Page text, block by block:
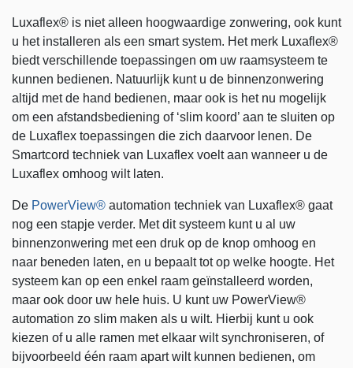
Luxaflex® is niet alleen hoogwaardige zonwering, ook kunt
u het installeren als een smart system. Het merk Luxaflex®
biedt verschillende toepassingen om uw raamsysteem te
kunnen bedienen. Natuurlijk kunt u de binnenzonwering
altijd met de hand bedienen, maar ook is het nu mogelijk
om een afstandsbediening of ‘slim koord’ aan te sluiten op
de Luxaflex toepassingen die zich daarvoor lenen. De
Smartcord techniek van Luxaflex voelt aan wanneer u de
Luxaflex omhoog wilt laten.
De PowerView® automation techniek van Luxaflex® gaat
nog een stapje verder. Met dit systeem kunt u al uw
binnenzonwering met een druk op de knop omhoog en
naar beneden laten, en u bepaalt tot op welke hoogte. Het
systeem kan op een enkel raam geïnstalleerd worden,
maar ook door uw hele huis. U kunt uw PowerView®
automation zo slim maken als u wilt. Hierbij kunt u ook
kiezen of u alle ramen met elkaar wilt synchroniseren, of
bijvoorbeeld één raam apart wilt kunnen bedienen, om